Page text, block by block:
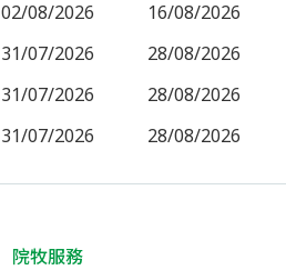
02/08/2026
16/08/2026
31/07/2026
28/08/2026
31/07/2026
28/08/2026
31/07/2026 28/08/2026
院牧服務